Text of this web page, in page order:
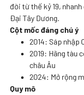
đời từ thế kỷ 19,
Đại Tây Dương.
Cột mốc đáng chú ý
2014: Sáp nhập
2019: Hãng tàu
châu Âu
2024: Mở rộng
Quy mô